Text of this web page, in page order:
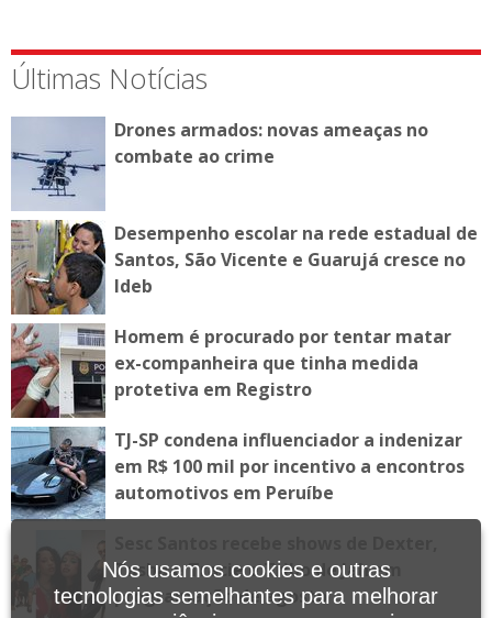
Últimas Notícias
Drones armados: novas ameaças no
combate ao crime
Desempenho escolar na rede estadual de
Santos, São Vicente e Guarujá cresce no
Ideb
Homem é procurado por tentar matar
ex-companheira que tinha medida
protetiva em Registro
TJ-SP condena influenciador a indenizar
em R$ 100 mil por incentivo a encontros
automotivos em Peruíbe
Tasha e Tracie e Tribo de Jah em
programação de agosto
Nós usamos cookies e outras
tecnologias semelhantes para melhorar